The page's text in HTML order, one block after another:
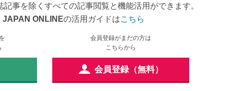
事を除くすべての記事閲覧と機能活用ができます。
JAPAN ONLINEの活用ガイドはこちら
会員登録がまだの方は
こちらから
会員登録（無料）